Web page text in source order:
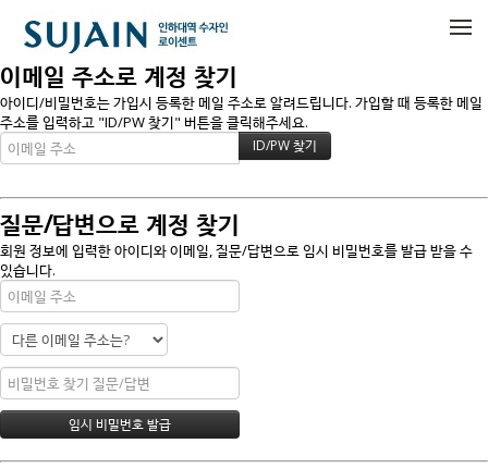
이메일 주소로 계정 찾기
아이디/비밀번호는 가입시 등록한 메일 주소로 알려드립니다. 가입할 때 등록한 메일
주소를 입력하고 "ID/PW 찾기" 버튼을 클릭해주세요.
질문/답변으로 계정 찾기
회원 정보에 입력한 아이디와 이메일, 질문/답변으로 임시 비밀번호를 발급 받을 수
있습니다.